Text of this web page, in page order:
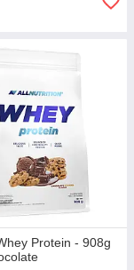
Protein - 908g